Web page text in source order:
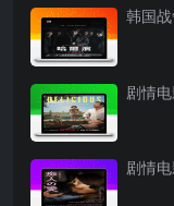
韩国
剧情
剧情